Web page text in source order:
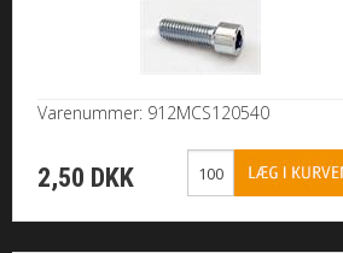
Varenummer: 912MCS120540
2,50 DKK